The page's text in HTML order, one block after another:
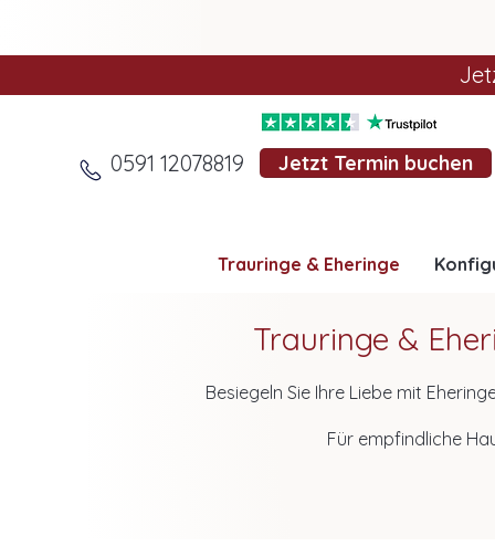
0591 12078819 Jetzt Termin buchen
Trauringe & Eheringe
Trauringe &
Besiegeln Sie Ihre Liebe mit
die Ringe auch nach Jahren
Für empfindliche